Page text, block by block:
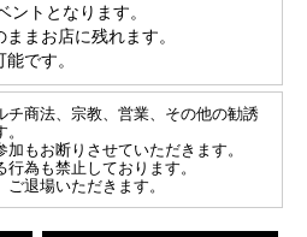
ントとなります。
まお店に残れます。
能です。
チ商法、宗教、営業、その他の勧誘
もお断りさせていただきます。
為も禁止しております。
退場いただきます。